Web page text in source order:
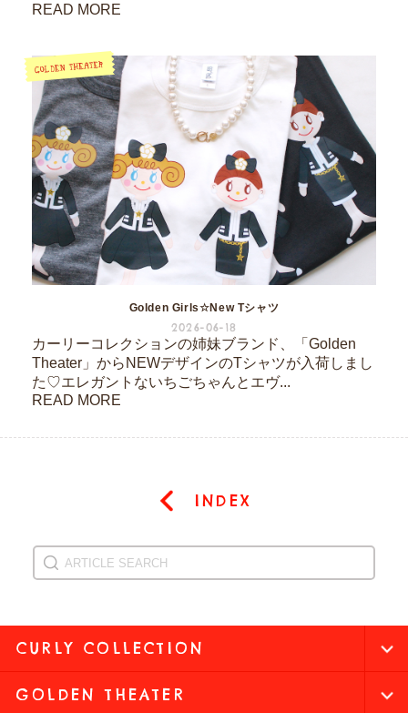
READ MORE
Golden Girls☆New Tシャツ
2026-06-18
カーリーコレクションの姉妹ブランド、「Golden
Theater」からNEWデザインのTシャツが入荷しまし
た♡エレガントないちごちゃんとエヴ...
READ MORE
INDEX
CURLY COLLECTION
GOLDEN THEATER